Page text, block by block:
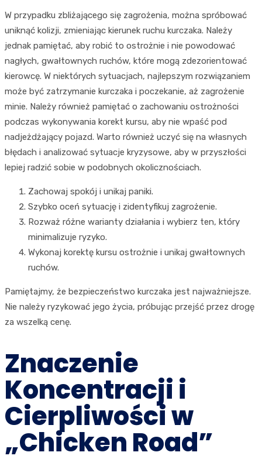
W przypadku zbliżającego się zagrożenia, można spróbować
uniknąć kolizji, zmieniając kierunek ruchu kurczaka. Należy
jednak pamiętać, aby robić to ostrożnie i nie powodować
nagłych, gwałtownych ruchów, które mogą zdezorientować
kierowcę. W niektórych sytuacjach, najlepszym rozwiązaniem
może być zatrzymanie kurczaka i poczekanie, aż zagrożenie
minie. Należy również pamiętać o zachowaniu ostrożności
podczas wykonywania korekt kursu, aby nie wpaść pod
nadjeżdżający pojazd. Warto również uczyć się na własnych
błędach i analizować sytuacje kryzysowe, aby w przyszłości
lepiej radzić sobie w podobnych okolicznościach.
Zachowaj spokój i unikaj paniki.
Szybko oceń sytuację i zidentyfikuj zagrożenie.
Rozważ różne warianty działania i wybierz ten, który
minimalizuje ryzyko.
Wykonaj korektę kursu ostrożnie i unikaj gwałtownych
ruchów.
Pamiętajmy, że bezpieczeństwo kurczaka jest najważniejsze.
Nie należy ryzykować jego życia, próbując przejść przez drogę
za wszelką cenę.
Znaczenie
Koncentracji i
Cierpliwości w
„Chicken Road”